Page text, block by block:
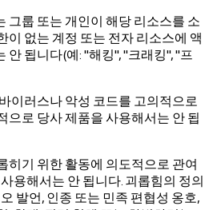
그룹 또는 개인이 해당 리소스를 소
이 없는 계정 또는 전자 리소스에 액
안 됩니다(예: "해킹", "크래킹", "프
이러스나 악성 코드를 고의적으로
으로 당사 제품을 사용해서는 안 됩
히기 위한 활동에 의도적으로 관여
용해서는 안 됩니다. 괴롭힘의 정의
발언, 인종 또는 민족 편협성 옹호,